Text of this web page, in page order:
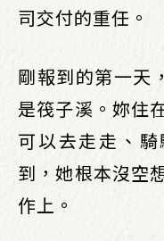
司交付的重任。
剛報到的第一天
是筏子溪。妳住
可以去走走、
到，她根本沒空
作上。